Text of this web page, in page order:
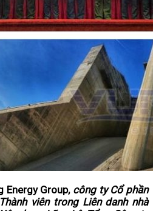
Energy Group, công ty Cổ phần
viên trong Liên danh nhà